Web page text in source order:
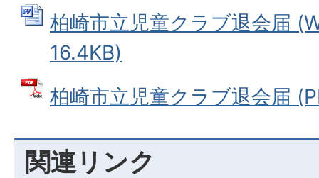
柏崎市立児童クラブ退会届
16.4KB)
柏崎市立児童クラブ退会届
関連リンク